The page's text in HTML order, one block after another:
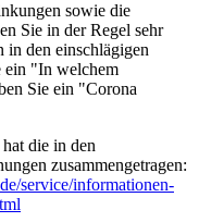
sowie die
Sie in der Regel sehr
in den einschlägigen
ein "In welchem
Sie ein "Corona
die in den
zusammengetragen:
­service/­informationen-